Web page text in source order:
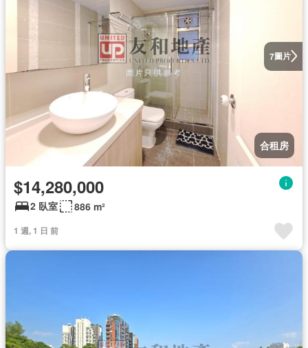
7圖片
合租房
$14,280,000
2 臥室 886 m²
1 週, 1 日 前